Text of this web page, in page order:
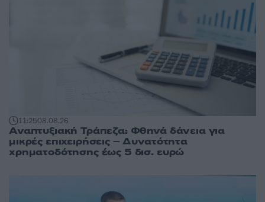
11:2508.08.26
Αναπτυξιακή Τράπεζα: Φθηνά δάνεια για
μικρές επιχειρήσεις – Δυνατότητα
χρηματοδότησης έως 5 δισ. ευρώ